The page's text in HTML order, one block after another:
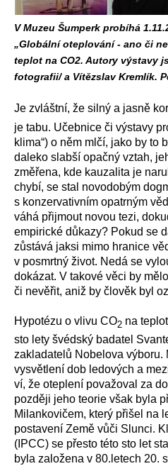
V Muzeu Šumperk probíhá
„Globální oteplování - ano či
teplot na CO2. Autory výstavy
fotografii/ a Vítězslav Kremlík.
Je zvláštní, že silný a jasně
je tabu. Učebnice či výstavy
klima“) o něm mlčí, jako by to
daleko slabší opačný vztah,
změřena, kde kauzalita je
chybí, se stal novodobým
s konzervativním opatrným
váhá přijmout novou tezi,
empirické důkazy? Pokud se
zůstává jaksi mimo hranice
v posmrtný život. Nedá se
dokázat. V takové věci by
či nevěřit, aniž by člověk byl
Hypotézu o vlivu CO2 na
sto lety švédský badatel
zakladatelů Nobelova výboru.
vysvětlení dob ledových a
ví, že oteplení považoval za
později jeho teorie však byla
Milankovičem, který přišel na
postavení Země vůči Slunci.
(IPCC) se přesto této sto let
byla založena v 80.letech 20.